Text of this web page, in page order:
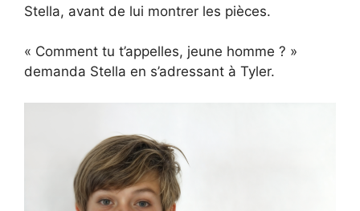
Stella, avant de lui montrer les pièces.
« Comment tu t’appelles, jeune homme ? »
demanda Stella en s’adressant à Tyler.